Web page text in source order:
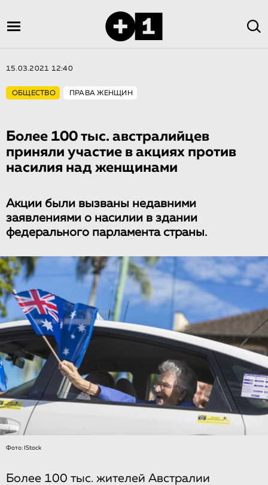
15.03.2021 12:40
ОБЩЕСТВО ПРАВА ЖЕНЩИН
Более 100 тыс. австралийцев
приняли участие в акциях против
насилия над женщинами
Акции были вызваны недавними
заявлениями о насилии в здании
федерального парламента страны.
Фото: IStock
Более 100 тыс. жителей Австралии